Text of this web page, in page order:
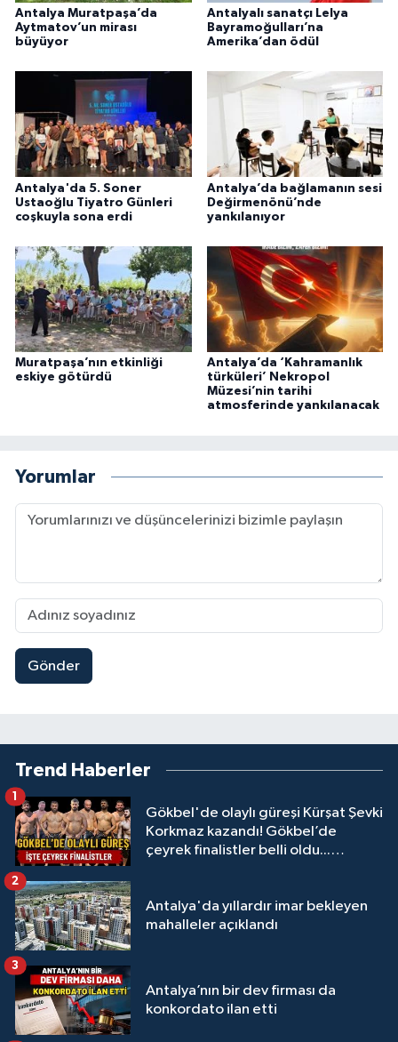
Antalya Muratpaşa’da
Aytmatov’un mirası
büyüyor
Antalyalı sanatçı Lelya
Bayramoğulları’na
Amerika’dan ödül
Antalya'da 5. Soner
Ustaoğlu Tiyatro Günleri
coşkuyla sona erdi
Antalya’da bağlamanın sesi
Değirmenönü’nde
yankılanıyor
Muratpaşa’nın etkinliği
eskiye götürdü
Antalya’da ‘Kahramanlık
türküleri’ Nekropol
Müzesi’nin tarihi
atmosferinde yankılanacak
Yorumlar
Gönder
Trend Haberler
Gökbel'de olaylı güreşi Kürşat Şevki
Korkmaz kazandı! Gökbel’de
çeyrek finalistler belli oldu...
1
Antalya'da yıllardır imar bekleyen
mahalleler açıklandı
2
Antalya’nın bir dev firması da
konkordato ilan etti
3